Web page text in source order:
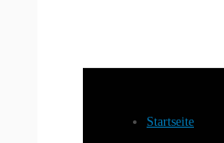
Startseite